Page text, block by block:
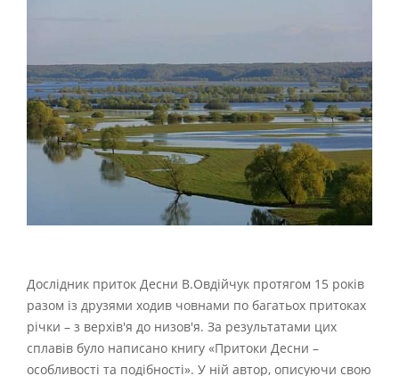
Дослідник приток Десни В.Овдійчук протягом 15 років
разом із друзями ходив човнами по багатьох притоках
річки – з верхів'я до низов'я. За результатами цих
сплавів було написано книгу «Притоки Десни –
особливості та подібності». У ній автор, описуючи свою